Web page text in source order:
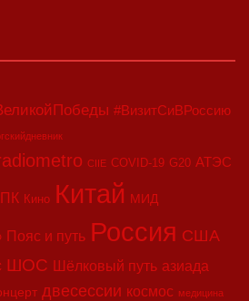
#ВизитСиВРоссию
CIIE COVID-19 G20 АТЭС
Кино Китай МИД
Пояс и путь Россия США
ШОС Шёлковый путь азиада
двесессии космос медицина